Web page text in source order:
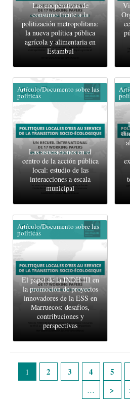
Las cooperativas de
consumo frente a la
politización metropolitana:
la nueva política pública
agrícola y alimentaria en
Estambul
Artículo/Documento sobre las
políticas
Las asociaciones en el
centro de la acción pública
local: estudio de las
interacciones a escala
municipal
Artículo/Documento sobre las
políticas
El papel de la INDH III en
la promoción de proyectos
innovadores de la ESS en
Marruecos: desafíos,
contribuciones y
perspectivas
1 2 3 4 5
…